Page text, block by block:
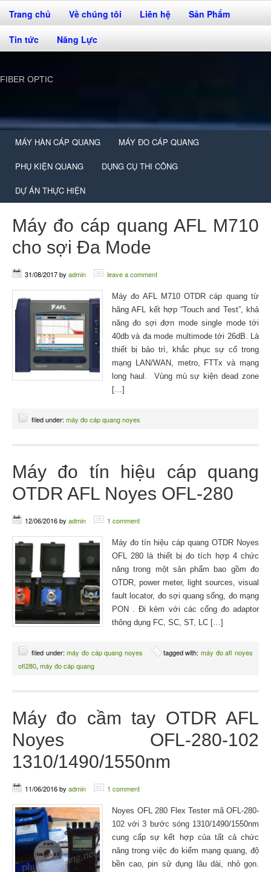
Trang chủ Về chúng tôi Liên hệ Sản Phẩm
Tin tức Năng Lực
FIBER OPTIC
MÁY HÀN CÁP QUANG MÁY ĐO CÁP QUANG
PHỤ KIỆN QUANG DỤNG CỤ THI CÔNG
DỰ ÁN THỰC HIỆN
Máy đo cáp quang AFL M710
cho sợi Đa Mode
31/08/2017by admin leave a comment
Máy đo AFL M710 OTDR cáp quang từ
hãng AFL kết hợp “Touch and Test”, khả
năng đo sợi đơn mode single mode tới
40db và đa mode multimode tới 26dB. Là
thiết bị bảo trì, khắc phục sự cố trong
mạng LAN/WAN, metro, FTTx và mạng
long haul. Vùng mù sự kiện dead zone
[…]
filed under: máy đo cáp quang noyes
Máy đo tín hiệu cáp quang
OTDR AFL Noyes OFL-280
12/06/2016by admin 1 comment
Máy đo tín hiệu cáp quang OTDR Noyes
OFL 280 là thiết bị đo tích hợp 4 chức
năng trong một sản phẩm bao gồm đo
OTDR, power meter, light sources, visual
fault locator, đo sợi quang sống, đo mạng
PON . Đi kèm với các cổng đo adaptor
thông dụng FC, SC, ST, LC […]
filed under:máy đo cáp quang noyes tagged with:máy đo afl noyes
ofl280, máy đo cáp quang
Máy đo cầm tay OTDR AFL
Noyes OFL-280-102
1310/1490/1550nm
11/06/2016by admin 1 comment
Noyes OFL 280 Flex Tester mã OFL-280-
102 với 3 bước sóng 1310/1490/1550nm
cung cấp sự kết hợp của tất cả chức
năng trong việc đo kiểm mạng quang, độ
bền cao, pin sử dụng lâu dài, nhỏ gọn.